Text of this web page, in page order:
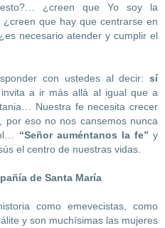
esto?… ¿creen que Yo soy la
que hay que centrarse en
necesario atender y cumplir el
con ustedes al decir: sí
a ir más allá al igual que a
Nuestra fe necesita crecer
por eso no nos cansemos nunca
“Señor auméntanos la fe” y
el centro de nuestras vidas.
de Santa María
como emevecistas, como
y son muchísimas las mujeres